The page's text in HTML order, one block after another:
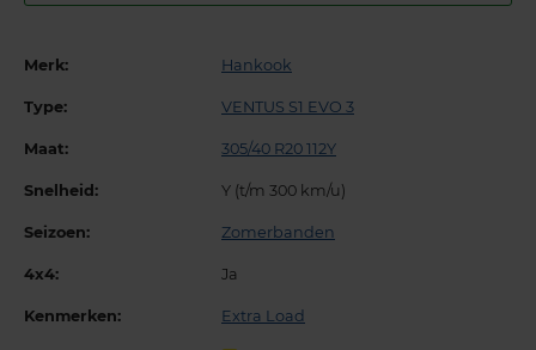
Merk: Hankook
Type: VENTUS S1 EVO 3
Maat: 305/40 R20 112Y
Snelheid: Y (t/m 300 km/u)
Seizoen: Zomerbanden
4x4: Ja
Kenmerken: Extra Load